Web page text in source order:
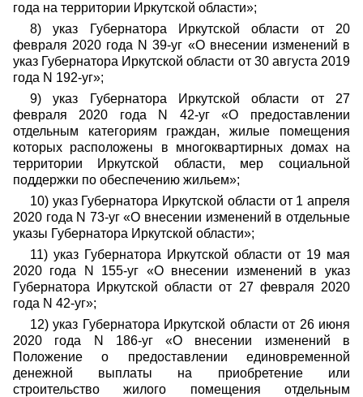
года на территории Иркутской области»;
8) указ Губернатора Иркутской области от 20
февраля 2020 года N 39-уг «О внесении изменений в
указ Губернатора Иркутской области от 30 августа 2019
года N 192-уг»;
9) указ Губернатора Иркутской области от 27
февраля 2020 года N 42-уг «О предоставлении
отдельным категориям граждан, жилые помещения
которых расположены в многоквартирных домах на
территории Иркутской области, мер социальной
поддержки по обеспечению жильем»;
10) указ Губернатора Иркутской области от 1 апреля
2020 года N 73-уг «О внесении изменений в отдельные
указы Губернатора Иркутской области»;
11) указ Губернатора Иркутской области от 19 мая
2020 года N 155-уг «О внесении изменений в указ
Губернатора Иркутской области от 27 февраля 2020
года N 42-уг»;
12) указ Губернатора Иркутской области от 26 июня
2020 года N 186-уг «О внесении изменений в
Положение о предоставлении единовременной
денежной выплаты на приобретение или
строительство жилого помещения отдельным